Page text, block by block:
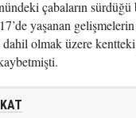
çabaların
yaşanan
olmak üzere kentteki